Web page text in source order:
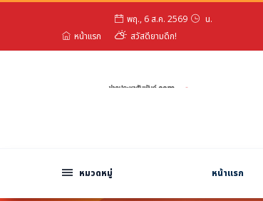
หมวดหมู่ หน้าแรก
พฤ., 6 ส.ค. 2569
น.
สวัสดียามดึก!
หมวดหมู่ หน้าแรก